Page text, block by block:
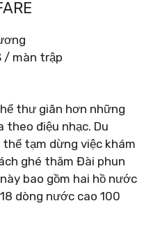
/ màn trập
thư giãn hơn những
theo điệu nhạc. Du
thể tạm dừng việc khám
ghé thăm Đài phun
bao gồm hai hồ nước
dòng nước cao 100